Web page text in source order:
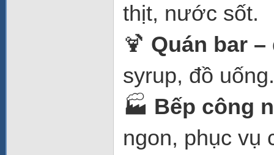
thịt, nước sốt.
🍹 Quán bar
syrup, đồ uống.
🏭 Bếp công
ngon, phục vụ